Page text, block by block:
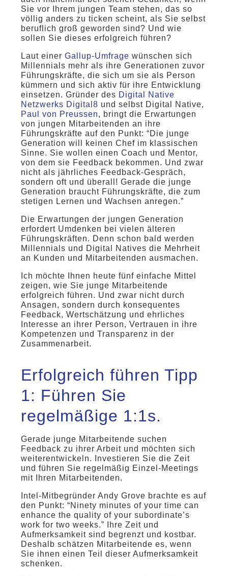
Sie vor Ihrem jungen Team stehen, das so
völlig anders zu ticken scheint, als Sie selbst
beruflich groß geworden sind? Und wie
sollen Sie dieses erfolgreich führen?
Laut einerGallup-Umfrage wünschen sich
Millennials mehr als ihre Generationen zuvor
Führungskräfte, die sich um sie als Person
kümmern und sich aktiv für ihre Entwicklung
einsetzen. Gründer des Digital Native
Netzwerks Digital8 und selbst Digital Native,
Paul von Preussen, bringt die Erwartungen
von jungen Mitarbeitenden an ihre
Führungskräfte auf den Punkt: “Die junge
Generation will keinen Chef im klassischen
Sinne. Sie wollen einen Coach und Mentor,
von dem sie Feedback bekommen. Und zwar
nicht als jährliches Feedback-Gespräch,
sondern oft und überall! Gerade die junge
Generation braucht Führungskräfte, die zum
stetigen Lernen und Wachsen anregen.”
Die Erwartungen der jungen Generation
erfordert Umdenken bei vielen älteren
Führungskräften. Denn schon bald werden
Millennials und Digital Natives die Mehrheit
an Kunden und Mitarbeitenden ausmachen.
Ich möchte Ihnen heute fünf einfache Mittel
zeigen, wie Sie junge Mitarbeitende
erfolgreich führen. Und zwar nicht durch
Ansagen, sondern durch konsequentes
Feedback, Wertschätzung und ehrliches
Interesse an ihrer Person, Vertrauen in ihre
Kompetenzen und Transparenz in der
Zusammenarbeit.
Erfolgreich führen Tipp
1: Führen Sie
regelmäßige 1:1s.
Gerade junge Mitarbeitende suchen
Feedback zu ihrer Arbeit und möchten sich
weiterentwickeln. Investieren Sie die Zeit
und führen Sie regelmäßig Einzel-Meetings
mit Ihren Mitarbeitenden.
Intel-Mitbegründer Andy Grove brachte es auf
den Punkt: “Ninety minutes of your time can
enhance the quality of your subordinate’s
work for two weeks.” Ihre Zeit und
Aufmerksamkeit sind begrenzt und kostbar.
Deshalb schätzen Mitarbeitende es, wenn
Sie ihnen einen Teil dieser Aufmerksamkeit
schenken.